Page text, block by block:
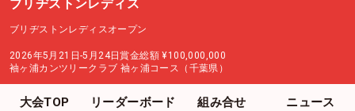
ブリヂストンレディス
ブリヂストンレディスオープン
2026年5月21日-5月24日賞金総額 ¥100,000,000
袖ヶ浦カンツリークラブ 袖ヶ浦コース（千葉県）
大会TOP リーダーボード 組み合せ ニュース